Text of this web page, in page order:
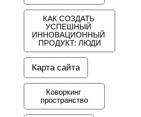
КАК СОЗДАТЬ
УСПЕШНЫЙ
ИННОВАЦИОННЫЙ
ПРОДУКТ: ЛЮДИ
Карта сайта
Коворкинг
пространство